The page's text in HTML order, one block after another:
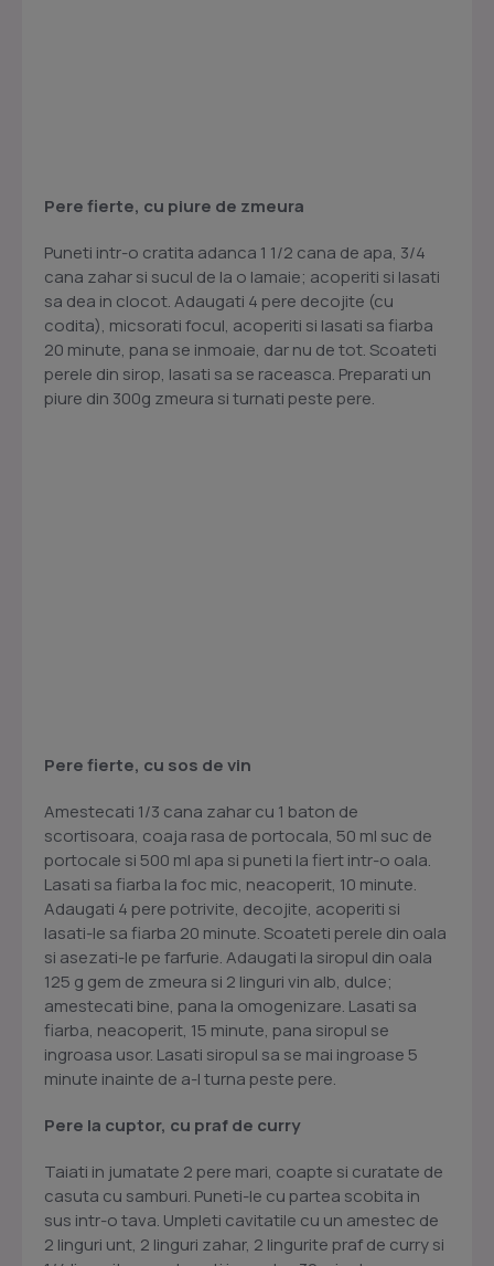
Pere fierte, cu piure de zmeura
Puneti intr-o cratita adanca 1 1/2 cana de apa, 3/4
cana zahar si sucul de la o lamaie; acoperiti si lasati
sa dea in clocot. Adaugati 4 pere decojite (cu
codita), micsorati focul, acoperiti si lasati sa fiarba
20 minute, pana se inmoaie, dar nu de tot. Scoateti
perele din sirop, lasati sa se raceasca. Preparati un
piure din 300g zmeura si turnati peste pere.
Pere fierte, cu sos de vin
Amestecati 1/3 cana zahar cu 1 baton de
scortisoara, coaja rasa de portocala, 50 ml suc de
portocale si 500 ml apa si puneti la fiert intr-o oala.
Lasati sa fiarba la foc mic, neacoperit, 10 minute.
Adaugati 4 pere potrivite, decojite, acoperiti si
lasati-le sa fiarba 20 minute. Scoateti perele din oala
si asezati-le pe farfurie. Adaugati la siropul din oala
125 g gem de zmeura si 2 linguri vin alb, dulce;
amestecati bine, pana la omogenizare. Lasati sa
fiarba, neacoperit, 15 minute, pana siropul se
ingroasa usor. Lasati siropul sa se mai ingroase 5
minute inainte de a-l turna peste pere.
Pere la cuptor, cu praf de curry
Taiati in jumatate 2 pere mari, coapte si curatate de
casuta cu samburi. Puneti-le cu partea scobita in
sus intr-o tava. Umpleti cavitatile cu un amestec de
2 linguri unt, 2 linguri zahar, 2 lingurite praf de curry si